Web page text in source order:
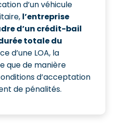
d’un véhicule
l’entreprise
d’un crédit-bail
totale du
d’une LOA, la
que de manière
d’acceptation
de pénalités.